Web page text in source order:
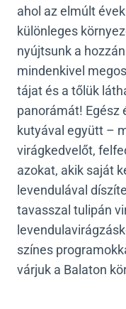
ahol az elmúlt
különleges
nyújtsunk a
mindenkivel
tájat és a tőlük
panorámát! Egész
kutyával együtt –
virágkedvelőt,
azokat, akik saját
levendulával
tavasszal tulipán
színes
várjuk a Balaton